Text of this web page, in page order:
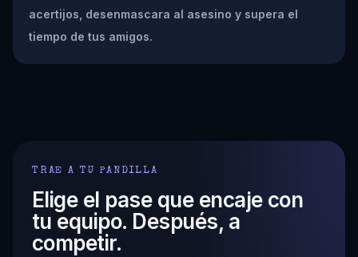
acertijos, desenmascara al asesino y supera el
tiempo de tus amigos.
TRAE A TU PANDILLA
Elige el pase que encaje con
tu equipo. Después, a
competir.